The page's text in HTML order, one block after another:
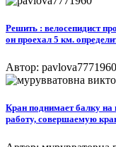
Решить : велосепидист
он проехал 5 км.
Автор: pavlova7771960
Кран поднимает балку
работу, совершаемую